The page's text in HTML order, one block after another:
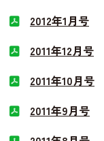
2012年1月号
2011年12月号
2011年10月号
2011年9月号